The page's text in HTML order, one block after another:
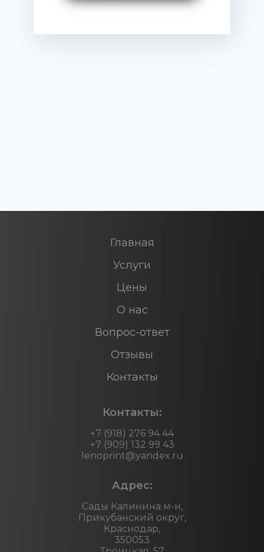
Контакты:
+7 (918) 276 94 44
+7 (909) 132 99 43
lenoprint@yandex.ru
Адрес:
Сады Калинина м-н,
Прикубанский округ,
Краснодар,
350053
Главная
Услуги
Цены
О нас
Вопрос-ответ
Отзывы
Контакты